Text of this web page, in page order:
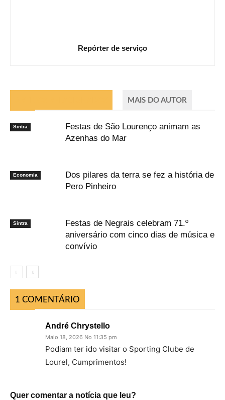
Repórter de serviço
MAIS DO AUTOR
Sintra
Festas de São Lourenço animam as
Azenhas do Mar
Economia
Dos pilares da terra se fez a história de
Pero Pinheiro
Sintra
Festas de Negrais celebram 71.º
aniversário com cinco dias de música e
convívio
1 COMENTÁRIO
André Chrystello
Maio 18, 2026 No 11:35 pm
Podiam ter ido visitar o Sporting Clube de
Lourel, Cumprimentos!
Quer comentar a notícia que leu?